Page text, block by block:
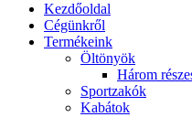
Kezdőoldal
Cégünkről
Termékeink
Öltönyök
Három
Sportzakók
Kabátok